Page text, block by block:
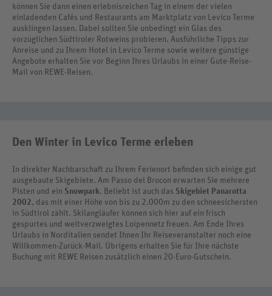
können Sie dann einen erlebnisreichen Tag in einem der vielen
einladenden Cafés und Restaurants am Marktplatz von Levico Terme
ausklingen lassen. Dabei sollten Sie unbedingt ein Glas des
vorzüglichen Südtiroler Rotweins probieren. Ausführliche Tipps zur
Anreise und zu Ihrem Hotel in Levico Terme sowie weitere günstige
Angebote erhalten Sie vor Beginn Ihres Urlaubs in einer Gute-Reise-
Mail von REWE-Reisen.
Den Winter in Levico Terme erleben
In direkter Nachbarschaft zu Ihrem Ferienort befinden sich einige gut
ausgebaute Skigebiete. Am Passo del Brocon erwarten Sie mehrere
Pisten und ein Snowpark. Beliebt ist auch das Skigebiet Panarotta
2002, das mit einer Höhe von bis zu 2.000m zu den schneesichersten
in Südtirol zählt. Skilangläufer können sich hier auf ein frisch
gespurtes und weitverzweigtes Loipennetz freuen. Am Ende Ihres
Urlaubs in Norditalien sendet Ihnen Ihr Reiseveranstalter noch eine
Willkommen-Zurück-Mail. Übrigens erhalten Sie für Ihre nächste
Buchung mit REWE Reisen zusätzlich einen 20-Euro-Gutschein.